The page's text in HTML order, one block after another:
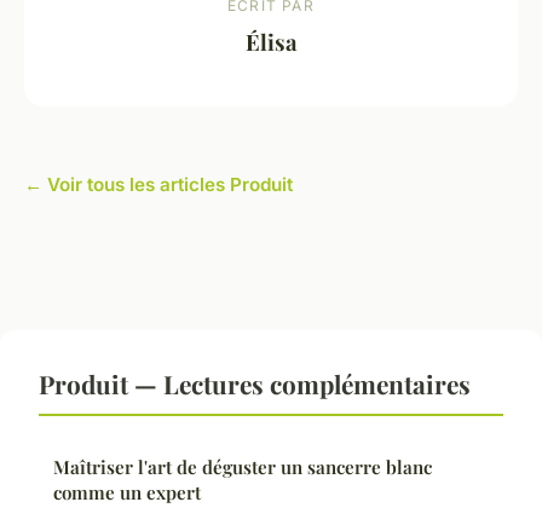
ECRIT PAR
Élisa
← Voir tous les articles Produit
Produit — Lectures complémentaires
Maîtriser l'art de déguster un sancerre blanc
comme un expert